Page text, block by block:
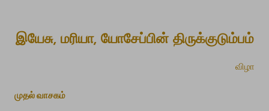
இயேசு, மரியா, யோசேப்பின் திருக்குடும்பம்
விழா
முதல் வாசகம்